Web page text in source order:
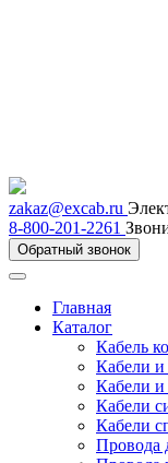
zakaz@excab.ru
8-800-201-2261
Обратный звонок
Главная
Каталог
Кабель
Кабели и
Кабели и
Кабели
Кабели
Провода